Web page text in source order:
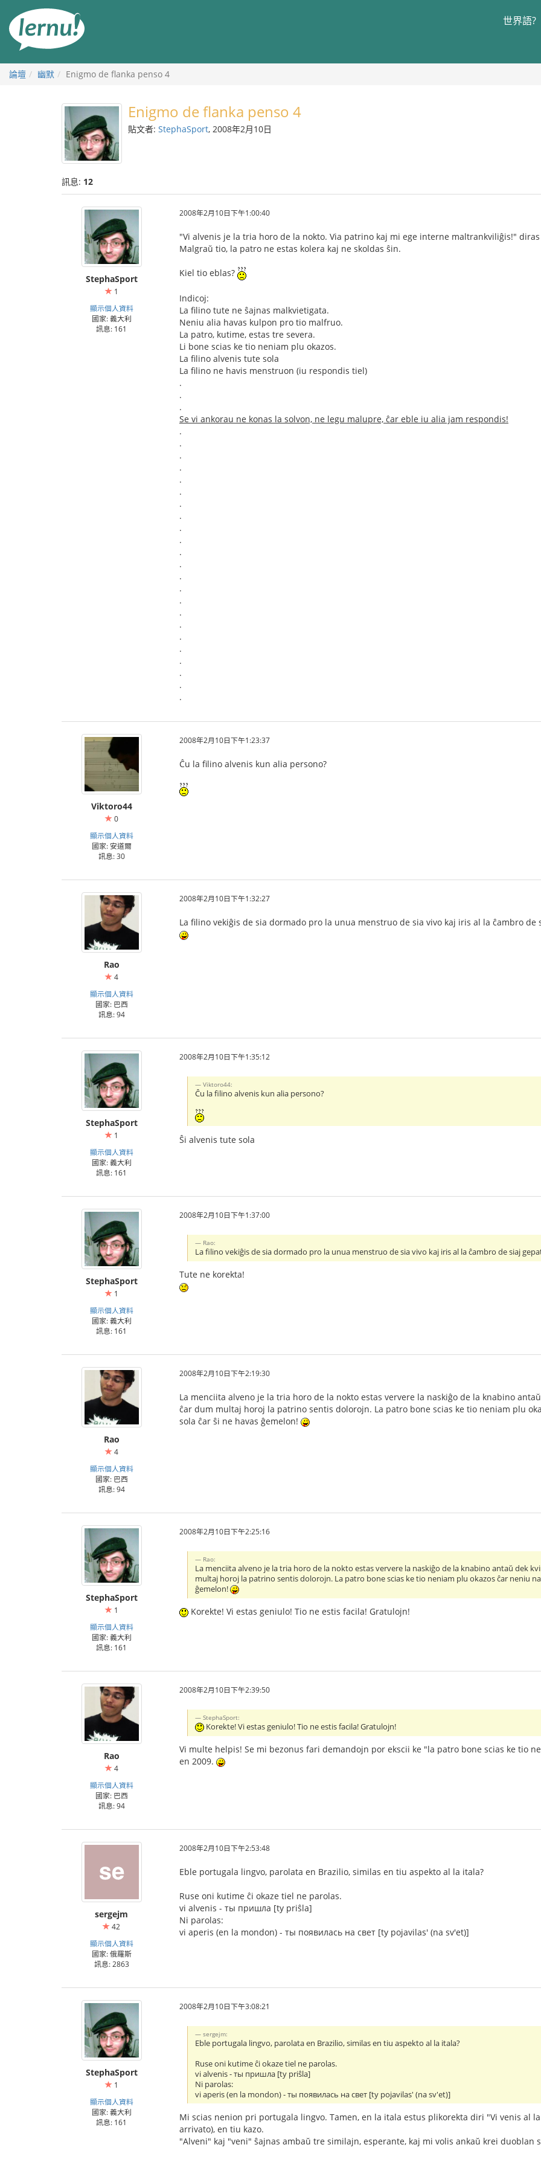
世界語?
論壇 幽默 Enigmo de flanka penso 4
Enigmo de flanka penso 4
貼文者: StephaSport, 2008年2月10日
訊息: 12
StephaSport
1
顯示個人資料
國家: 義大利
訊息: 161
2008年2月10日下午1:00:40
"Vi alvenis je la tria horo de la nokto. Via patrino kaj mi ege interne maltrankviliĝis!"
Malgraŭ tio, la patro ne estas kolera kaj ne skoldas ŝin.
Kiel tio eblas?
Indicoj:
La filino tute ne ŝajnas malkvietigata.
Neniu alia havas kulpon pro tio malfruo.
La patro, kutime, estas tre severa.
Li bone scias ke tio neniam plu okazos.
La filino alvenis tute sola
La filino ne havis menstruon (iu respondis tiel)
.
.
.
Se vi ankorau ne konas la solvon, ne legu malupre, ĉar eble iu alia jam respondis!
.
.
.
.
.
.
.
.
.
.
.
.
.
.
.
.
.
.
.
.
.
.
.
Viktoro44
0
顯示個人資料
國家: 安道爾
訊息: 30
2008年2月10日下午1:23:37
Ĉu la filino alvenis kun alia persono?
Rao
4
顯示個人資料
國家: 巴西
訊息: 94
2008年2月10日下午1:32:27
La filino vekiĝis de sia dormado pro la unua menstruo de sia vivo kaj iris al la ĉambro
StephaSport
1
顯示個人資料
國家: 義大利
訊息: 161
2008年2月10日下午1:35:12
Viktoro44:
Ĉu la filino alvenis kun alia persono?
Ŝi alvenis tute sola
StephaSport
1
顯示個人資料
國家: 義大利
訊息: 161
2008年2月10日下午1:37:00
Rao:
La filino vekiĝis de sia dormado pro la unua menstruo de sia vivo kaj iris al la ĉambro de siaj
Tute ne korekta!
Rao
4
顯示個人資料
國家: 巴西
訊息: 94
2008年2月10日下午2:19:30
La menciita alveno je la tria horo de la nokto estas ververe la naskiĝo de la knabino
ĉar dum multaj horoj la patrino sentis dolorojn. La patro bone scias ke tio neniam plu
sola ĉar ŝi ne havas ĝemelon!
StephaSport
1
顯示個人資料
國家: 義大利
訊息: 161
2008年2月10日下午2:25:16
Rao:
La menciita alveno je la tria horo de la nokto estas ververe la naskiĝo de la knabino antaŭ dek
multaj horoj la patrino sentis dolorojn. La patro bone scias ke tio neniam plu okazos ĉar neniu
ĝemelon!
Korekte! Vi estas geniulo! Tio ne estis facila! Gratulojn!
Rao
4
顯示個人資料
國家: 巴西
訊息: 94
2008年2月10日下午2:39:50
StephaSport:
Korekte! Vi estas geniulo! Tio ne estis facila! Gratulojn!
Vi multe helpis! Se mi bezonus fari demandojn por ekscii ke "la patro bone scias ke tio
en 2009.
sergejm
42
顯示個人資料
國家: 俄羅斯
訊息: 2863
2008年2月10日下午2:53:48
Eble portugala lingvo, parolata en Brazilio, similas en tiu aspekto al la itala?
Ruse oni kutime ĉi okaze tiel ne parolas.
vi alvenis - ты пришла [ty priŝla]
Ni parolas:
vi aperis (en la mondon) - ты появилась на свет [ty pojavilas' (na sv'et)]
StephaSport
1
顯示個人資料
國家: 義大利
訊息: 161
2008年2月10日下午3:08:21
sergejm:
Eble portugala lingvo, parolata en Brazilio, similas en tiu aspekto al la itala?
Ruse oni kutime ĉi okaze tiel ne parolas.
vi alvenis - ты пришла [ty priŝla]
Ni parolas:
vi aperis (en la mondon) - ты появилась на свет [ty pojavilas' (na sv'et)]
Mi scias nenion pri portugala lingvo. Tamen, en la itala estus plikorekta diri "Vi venis al
arrivato), en tiu kazo.
"Alveni" kaj "veni" ŝajnas ambaŭ tre similajn, esperante, kaj mi volis ankaŭ krei duoblan